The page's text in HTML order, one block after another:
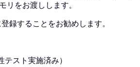
リをお渡しします。
録することをお勧めします。
スト実施済み）